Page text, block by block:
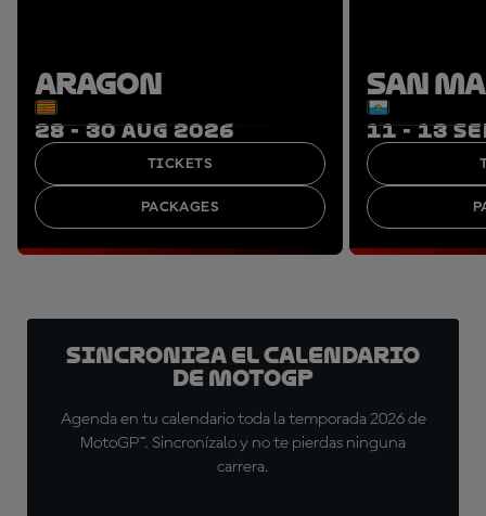
ARAGON
28 - 30 AUG 2026
TICKETS
PACKAGES
SAN
11 - 13
Sincroniza el calendario
de MotoGP
Agenda en tu calendario toda la temporada 2026 de
MotoGP™. Sincronízalo y no te pierdas ninguna
carrera.